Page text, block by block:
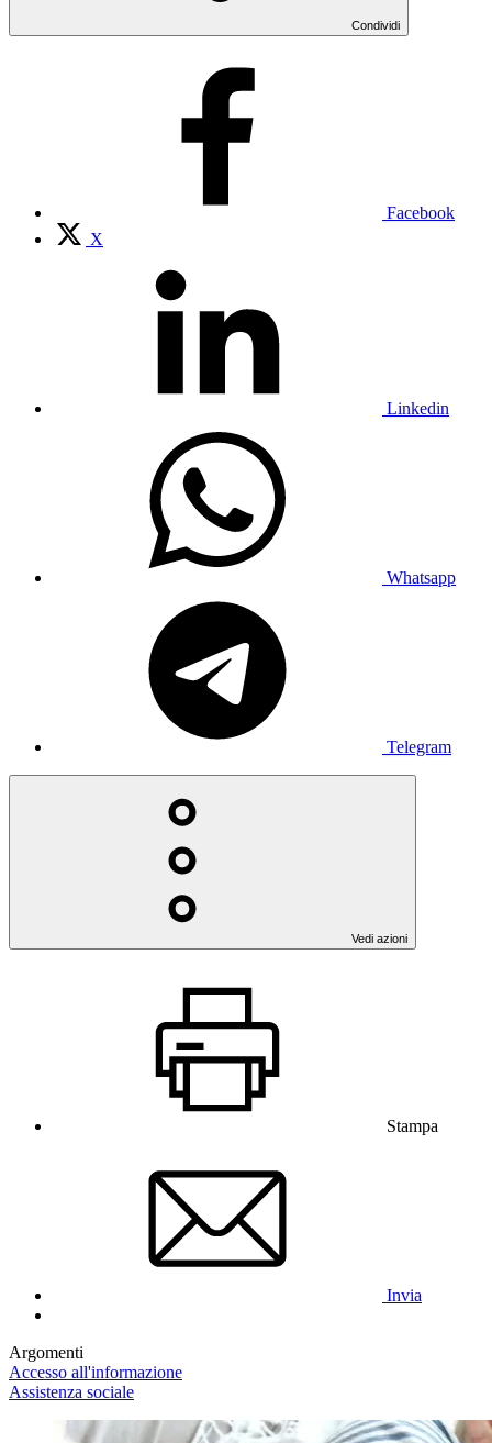
Condividi
Facebook
X
Linkedin
Whatsapp
Telegram
Vedi azioni
Stampa
Invia
Argomenti
Accesso all'informazione
Assistenza sociale